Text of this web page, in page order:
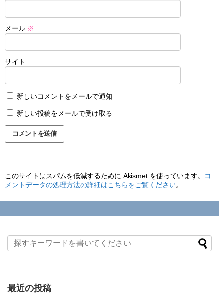
メール ※
サイト
新しいコメントをメールで通知
新しい投稿をメールで受け取る
このサイトはスパムを低減するために Akismet を使っています。
コ
メントデータの処理方法の詳細はこちらをご覧ください。
最近の投稿